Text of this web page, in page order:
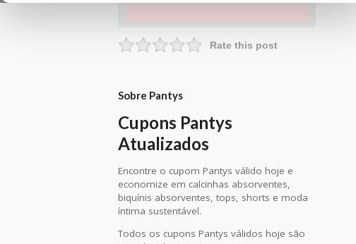
Rate this post
Sobre Pantys
Cupons Pantys
Atualizados
Encontre o cupom Pantys válido hoje e
economize em calcinhas absorventes,
biquínis absorventes, tops, shorts e moda
íntima sustentável.
Todos os cupons Pantys válidos hoje são